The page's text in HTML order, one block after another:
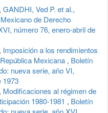
GANDHI, Ved P. et al.,
de Derecho
número 76, enero-abril de
Imposición a los rendimientos
Mexicana , Boletín
nueva serie, año VI,
1973
Modificaciones al régimen de
1980-1981 , Boletín